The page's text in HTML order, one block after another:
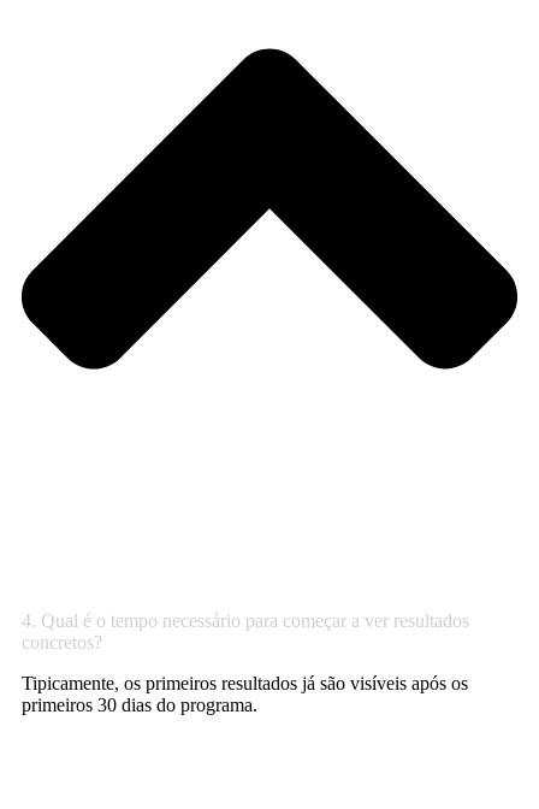
4. Qual é o tempo necessário para começar a ver resultados
concretos?
Tipicamente, os primeiros resultados já são visíveis após os
primeiros 30 dias do programa.